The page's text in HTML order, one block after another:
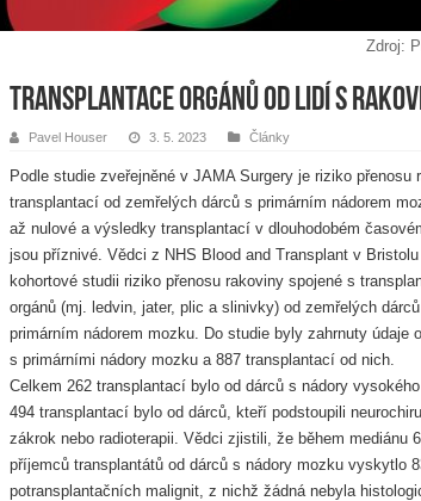
Zdroj:
Transplantace orgánů od lidí s
Pavel Houser 3. 5. 2023 Články
Podle studie zveřejněné v JAMA Surgery je riziko přenosu
transplantací od zemřelých dárců s primárním nádorem
až nulové a výsledky transplantací v dlouhodobém
jsou příznivé. Vědci z NHS Blood and Transplant v
kohortové studii riziko přenosu rakoviny spojené s
orgánů (mj. ledvin, jater, plic a slinivky) od zemřelých
primárním nádorem mozku. Do studie byly zahrnuty údaje
s primárními nádory mozku a 887 transplantací od nich.
Celkem 262 transplantací bylo od dárců s nádory
494 transplantací bylo od dárců, kteří podstoupili
zákrok nebo radioterapii. Vědci zjistili, že během mediánu
příjemců transplantátů od dárců s nádory mozku vyskytlo
potransplantačních malignit, z nichž žádná nebyla